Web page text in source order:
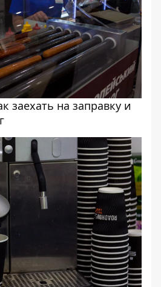
заехать на заправку и